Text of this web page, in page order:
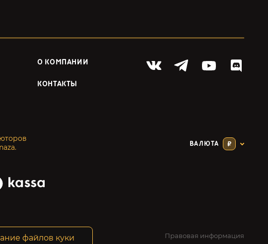
О КОМПАНИИ
КОНТАКТЫ
ВАЛЮТА ₽
Возвраты Правовая информация
файлов куки